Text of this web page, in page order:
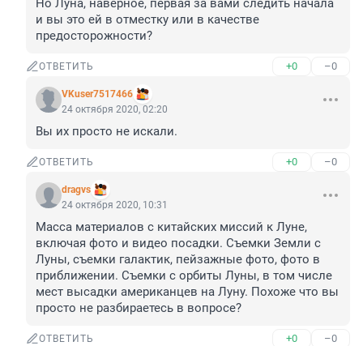
Но Луна, наверное, первая за вами следить начала
и вы это ей в отместку или в качестве
предосторожности?
ОТВЕТИТЬ +0 –0
VKuser7517466
24 октября 2020, 02:20
Вы их просто не искали.
ОТВЕТИТЬ +0 –0
dragvs
24 октября 2020, 10:31
Масса материалов с китайских миссий к Луне,
включая фото и видео посадки. Съемки Земли с
Луны, съемки галактик, пейзажные фото, фото в
приближении. Съемки с орбиты Луны, в том числе
мест высадки американцев на Луну. Похоже что вы
просто не разбираетесь в вопросе?
ОТВЕТИТЬ +0 –0